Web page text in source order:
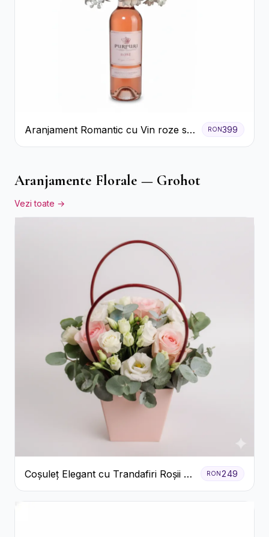
Aranjament Romantic cu Vin roze si
Flori pastel
RON399
Aranjamente Florale — Grohot
Vezi toate →
Coșuleț Elegant cu Trandafiri Roșii și
Lisianthus Alb
RON249